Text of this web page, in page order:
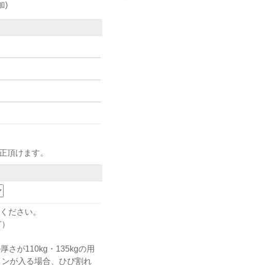
)
頂けます。
ださい。
さが110kg・135kgの用
が入る場合、ひび割れ